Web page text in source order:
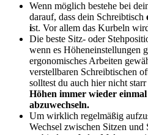
Wenn möglich bestehe bei
darauf, dass dein Schreibtisch
ist. Vor allem das Kurbeln
Die beste Sitz- oder
wenn es Höheneinstellungen
ergonomisches Arbeiten
verstellbaren Schreibtischen
solltest du auch hier nicht
Höhen immer wieder
abzuwechseln.
Um wirklich regelmäßig
Wechsel zwischen Sitzen und